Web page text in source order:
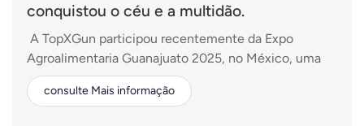
conquistou o céu e a multidão.
A TopXGun participou recentemente da Expo
Agroalimentaria Guanajuato 2025, no México, uma
das mais importantes feiras de tecnologia agrícola da
América Latina. O evento reuniu os principais
consulte Mais informação